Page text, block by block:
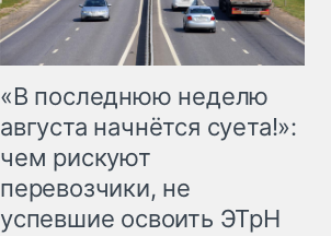
«В последнюю неделю
августа начнётся суета!»:
чем рискуют
перевозчики, не
успевшие освоить ЭТрН